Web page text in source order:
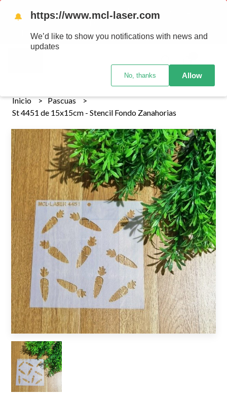
Tenemos envios a todo el pais!........ Los envios Por MENOR se
realizan 48 hs habiles porteriores al pago , los pedidos por
MAYOR se envian 7 dias posteriores al pago del pedido
Inicio
Pascuas
St 4451 de 15x15cm - Stencil Fondo Zanahorias
🔔 https://www.mcl-laser.com
We’d like to show you notifications with news and
updates
No, thanks Allow